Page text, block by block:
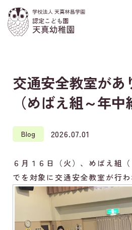
交通安全教室があ
（めばえ組～年中
Blog 2026.07.01
６月１６日（火）、めばえ組
でを対象に交通安全教室が行わ